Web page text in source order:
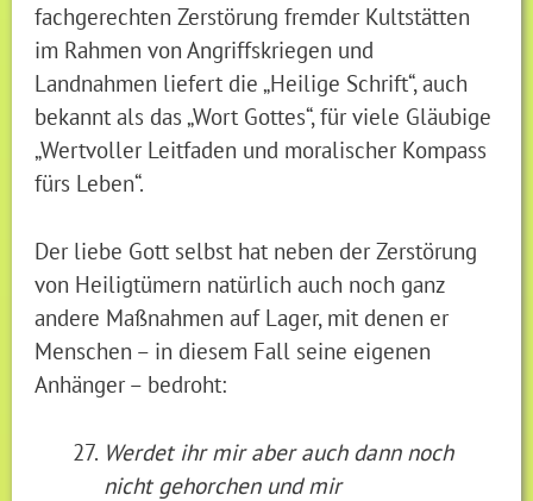
fachgerechten Zerstörung fremder Kultstätten
im Rahmen von Angriffskriegen und
Landnahmen liefert die „Heilige Schrift“, auch
bekannt als das „Wort Gottes“, für viele Gläubige
„Wertvoller Leitfaden und moralischer Kompass
fürs Leben“.
Der liebe Gott selbst hat neben der Zerstörung
von Heiligtümern natürlich auch noch ganz
andere Maßnahmen auf Lager, mit denen er
Menschen – in diesem Fall seine eigenen
Anhänger – bedroht:
Werdet ihr mir aber auch dann noch
nicht gehorchen und mir